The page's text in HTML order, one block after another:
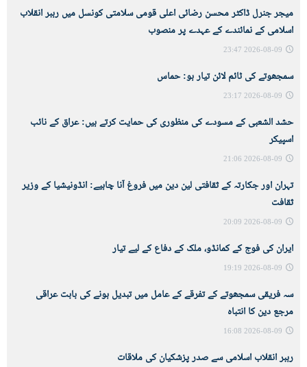
میجر جنرل ڈاکٹر محسن رضائی اعلی قومی سلامتی کونسل میں رہبر انقلاب
اسلامی کے نمائندے کے عہدے پر منصوب
2026-08-09 23:47
سمجھوتے کی ٹائم لائن تیار ہو: حماس
2026-08-09 23:17
حشد الشعبی کے مسودے کی منظوری کی حمایت کرتے ہیں: عراق کے نائب
اسپیکر
2026-08-09 21:06
تہران اور جکارتہ کے ثقافتی لین دین میں فروغ آنا چاہیے: انڈونیشیا کے وزیر
ثقافت
2026-08-09 20:09
ایران کی فوج کے کمانڈو، ملک کے دفاع کے لیے تیار
2026-08-09 19:19
سہ فریقی سمجھوتے کے تفرقے کے عامل میں تبدیل ہونے کی بابت عراقی
مرجع دین کا انتباہ
2026-08-09 16:08
رہبر انقلاب اسلامی سے صدر پزشکیان کی ملاقات